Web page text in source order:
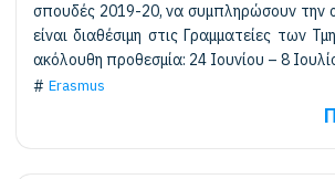
σπουδές 2019-20, να συμπληρώσουν την
είναι διαθέσιμη στις Γραμματείες των
ακόλουθη προθεσμία: 24 Ιουνίου – 8
Erasmus